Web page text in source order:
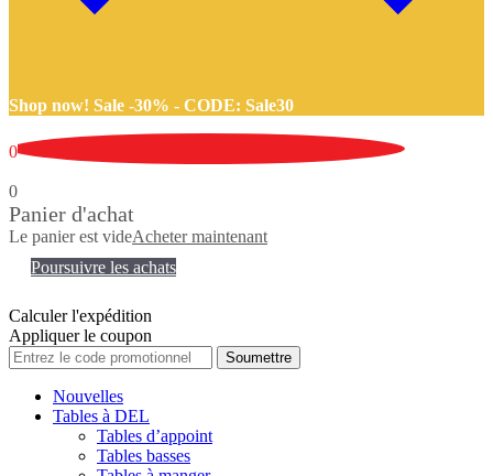
Shop now! Sale -30% - CODE: Sale30
0
0
Panier d'achat
Le panier est videAcheter maintenant
Poursuivre les achats
Calculer l'expédition
Appliquer le coupon
Soumettre
Nouvelles
Tables à DEL
Tables d’appoint
Tables basses